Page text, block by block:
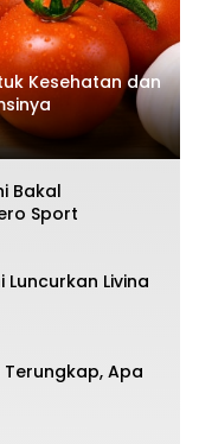
Kesehatan dan
Bakal
Sport
Livina
Terungkap, Apa